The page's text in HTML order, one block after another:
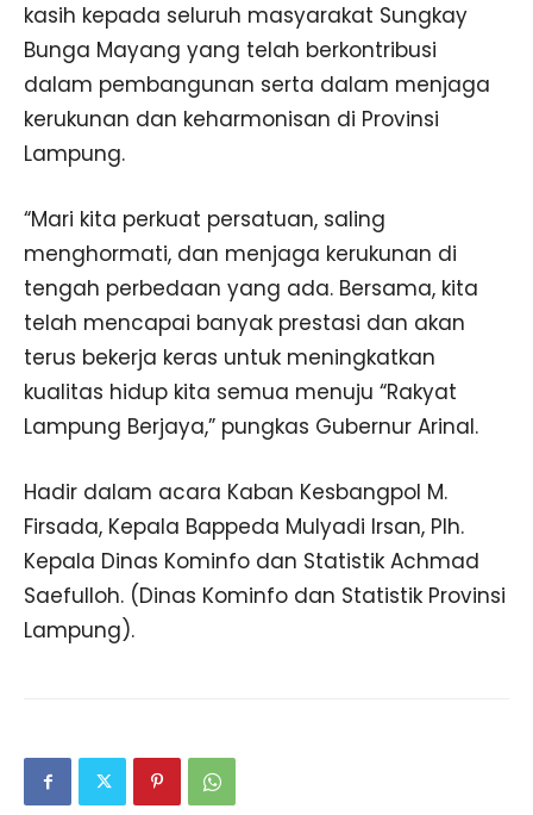
kasih kepada seluruh masyarakat Sungkay
Bunga Mayang yang telah berkontribusi
dalam pembangunan serta dalam menjaga
kerukunan dan keharmonisan di Provinsi
Lampung.
“Mari kita perkuat persatuan, saling
menghormati, dan menjaga kerukunan di
tengah perbedaan yang ada. Bersama, kita
telah mencapai banyak prestasi dan akan
terus bekerja keras untuk meningkatkan
kualitas hidup kita semua menuju “Rakyat
Lampung Berjaya,” pungkas Gubernur Arinal.
Hadir dalam acara Kaban Kesbangpol M.
Firsada, Kepala Bappeda Mulyadi Irsan, Plh.
Kepala Dinas Kominfo dan Statistik Achmad
Saefulloh. (Dinas Kominfo dan Statistik Provinsi
Lampung).